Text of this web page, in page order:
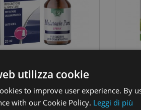
10,32 €Prezzo
12,90 €Prezzo
Aggiungi
utilizza cookie
to improve user experience. By
with our Cookie Policy. Leggi di più